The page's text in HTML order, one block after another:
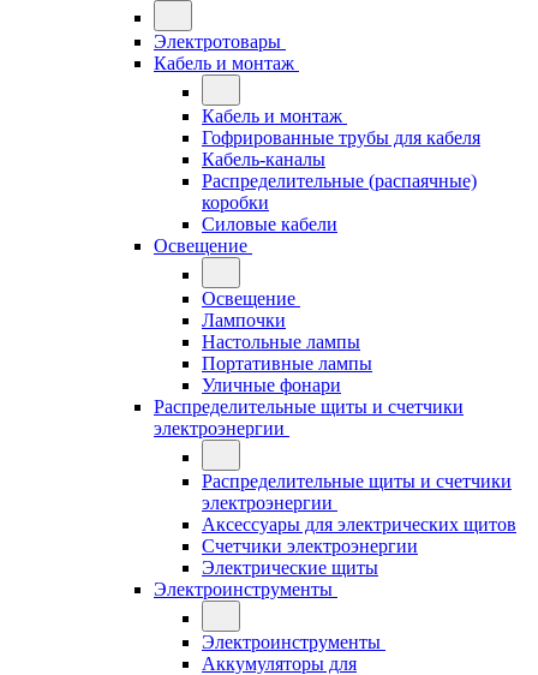
Электротовары
Кабель и монтаж
Кабель и монтаж
Гофрированные трубы для кабеля
Кабель-каналы
Распределительные (распаячные)
коробки
Силовые кабели
Освещение
Освещение
Лампочки
Настольные лампы
Портативные лампы
Уличные фонари
Распределительные щиты и счетчики
электроэнергии
Распределительные щиты и счетчики
электроэнергии
Аксессуары для электрических щитов
Счетчики электроэнергии
Электрические щиты
Электроинструменты
Электроинструменты
Аккумуляторы для